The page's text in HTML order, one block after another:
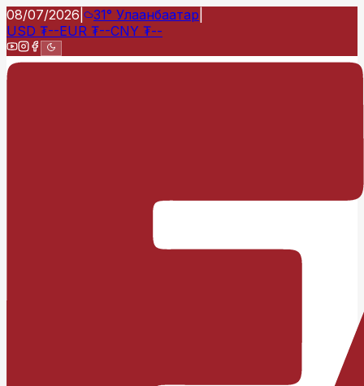
08/07/2026 31° Улаанбаатар
USD ₮--EUR ₮--CNY ₮--